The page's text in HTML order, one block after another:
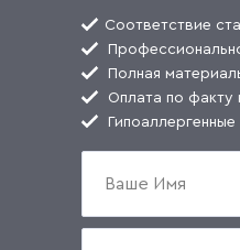
Соответствие
Оплата по факту
Полная